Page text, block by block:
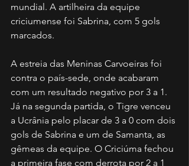
mundial. A artilheira da equipe
criciumense foi Sabrina, com 5 gols
marcados.
A estreia das Meninas Carvoeiras foi
contra o país-sede, onde acabaram
com um resultado negativo por 3 a 1.
Já na segunda partida, o Tigre venceu
a Ucrânia pelo placar de 3 a 0 com dois
gols de Sabrina e um de Samanta, as
gêmeas da equipe. O Criciúma fechou
a primeira fase com derrota por 2 a 1